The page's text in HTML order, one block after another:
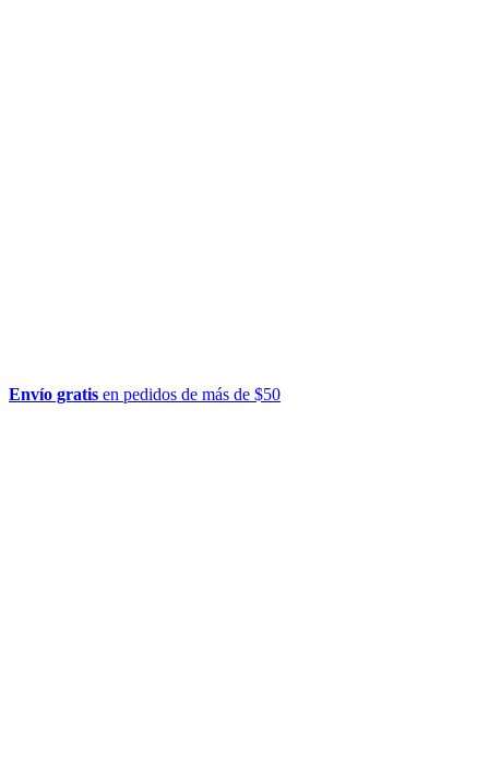
Envío gratis en pedidos de más de $50